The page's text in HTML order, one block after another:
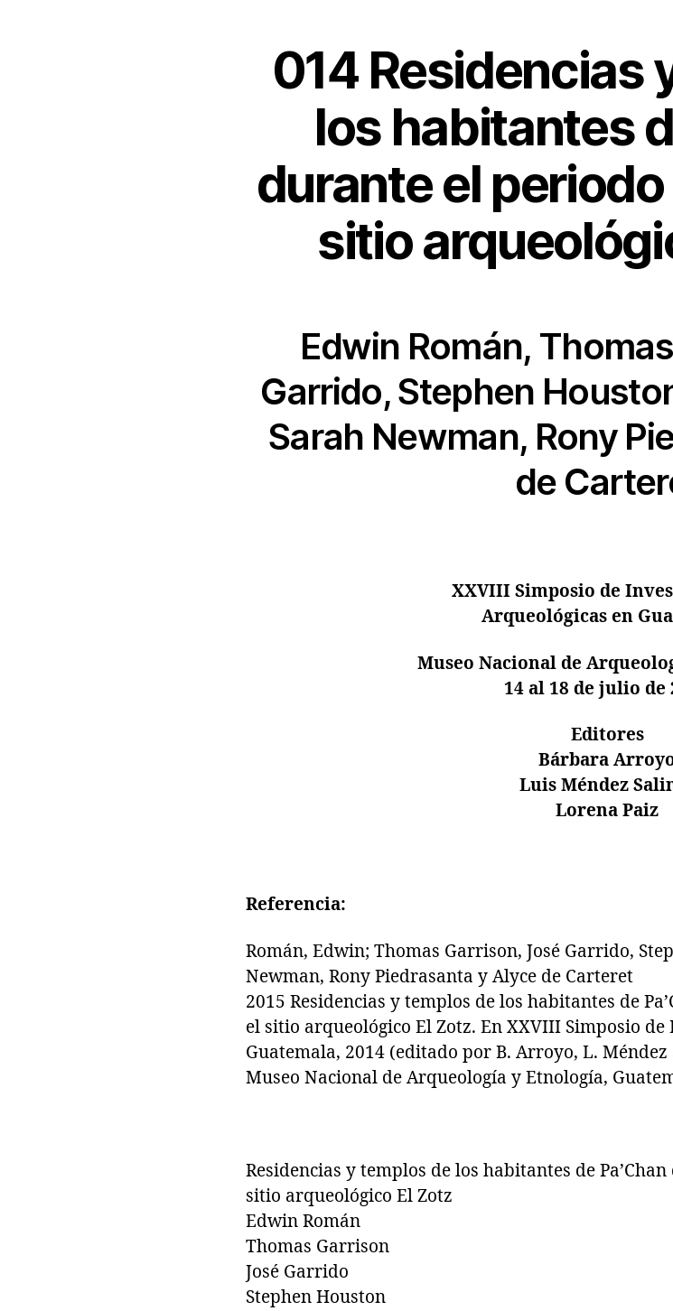
014 Residencias
los habitantes
durante el
sitio
Edwin Román,
Garrido, Stephen
Sarah Newman, Rony
de
XXVIII Simposio de
Arqueológicas en
Museo Nacional de
14 al 18 de julio de
Editores
Bárbara
Luis Méndez
Lorena Paiz
Referencia:
Román, Edwin; Thomas Garrison, José Garrido,
Newman, Rony Piedrasanta y Alyce de Carteret
2015 Residencias y templos de los habitantes de
el sitio arqueológico El Zotz. En XXVIII Simposio
Guatemala, 2014 (editado por B. Arroyo, L. Méndez
Museo Nacional de Arqueología y Etnología,
Residencias y templos de los habitantes de
sitio arqueológico El Zotz
Edwin Román
Thomas Garrison
José Garrido
Stephen Houston